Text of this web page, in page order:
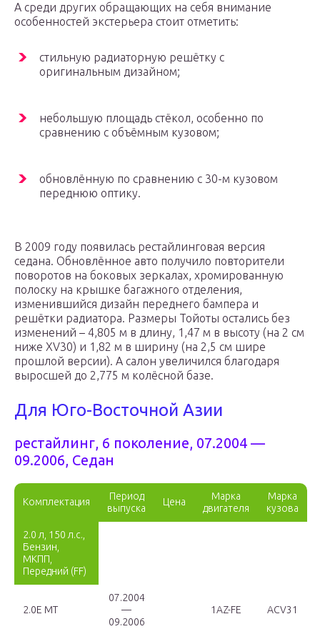
А среди других обращающих на себя внимание
особенностей экстерьера стоит отметить:
стильную радиаторную решётку с
оригинальным дизайном;
небольшую площадь стёкол, особенно по
сравнению с объёмным кузовом;
обновлённую по сравнению с 30-м кузовом
переднюю оптику.
В 2009 году появилась рестайлинговая версия
седана. Обновлённое авто получило повторители
поворотов на боковых зеркалах, хромированную
полоску на крышке багажного отделения,
изменившийся дизайн переднего бампера и
решётки радиатора. Размеры Тойоты остались без
изменений – 4,805 м в длину, 1,47 м в высоту (на 2 см
ниже XV30) и 1,82 м в ширину (на 2,5 см шире
прошлой версии). А салон увеличился благодаря
выросшей до 2,775 м колёсной базе.
Для Юго-Восточной Азии
рестайлинг, 6 поколение, 07.2004 —
09.2006, Седан
Комплектация
Период
выпуска
Цена
Марка
двигателя
Марка
кузова
2.0 л, 150 л.с.,
Бензин,
МКПП,
Передний (FF)
2.0E MT
07.2004
—
09.2006
1AZ-FE ACV31